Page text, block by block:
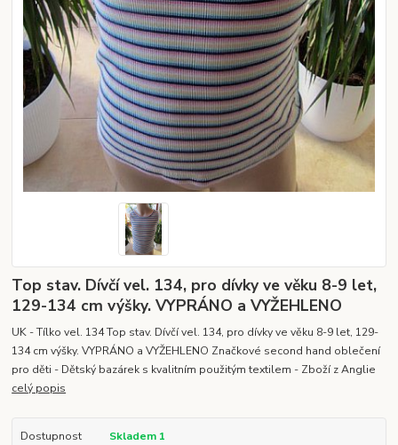
Top stav. Dívčí vel. 134, pro dívky ve věku 8-9 let,
129-134 cm výšky. VYPRÁNO a VYŽEHLENO
UK - Tílko vel. 134 Top stav. Dívčí vel. 134, pro dívky ve věku 8-9 let, 129-
134 cm výšky. VYPRÁNO a VYŽEHLENO Značkové second hand oblečení
pro děti - Dětský bazárek s kvalitním použitým textilem - Zboží z Anglie
celý popis
Dostupnost Skladem 1